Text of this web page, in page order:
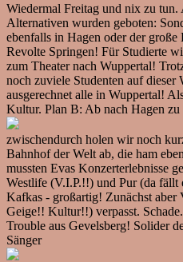
Wiedermal Freitag und nix zu tun.
Alternativen wurden geboten:
ebenfalls in Hagen oder der
Revolte Springen! Für Studierte
zum Theater nach Wuppertal!
noch zuviele Studenten auf dieser
ausgerechnet alle in Wuppertal!
Kultur. Plan B: Ab nach Hagen zu
zwischendurch holen wir noch
Bahnhof der Welt ab, die ham
mussten Evas Konzerterlebnisse
Westlife (V.I.P.!!) und Pur (da fällt
Kafkas - großartig! Zunächst aber
Geige!! Kultur!!) verpasst.
Trouble aus Gevelsberg! Solider
Sänger